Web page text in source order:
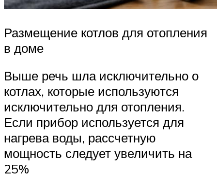
Размещение котлов для отопления
в доме
Выше речь шла исключительно о
котлах, которые используются
исключительно для отопления.
Если прибор используется для
нагрева воды, рассчетную
мощность следует увеличить на
25%